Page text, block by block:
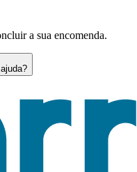
a sua encomenda.